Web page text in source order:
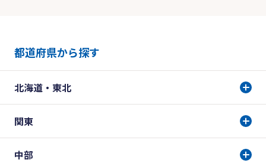
都道府県から探す
北海道・東北
関東
中部